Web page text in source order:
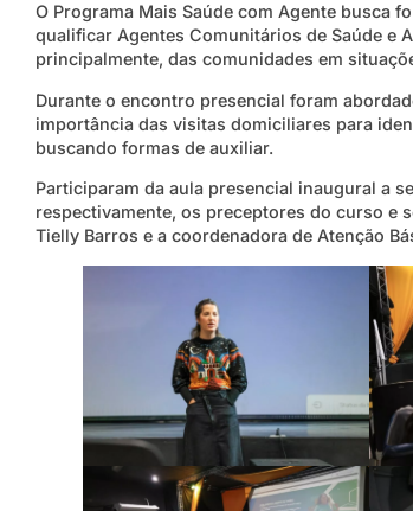
O Programa Mais Saúde com Agente busca
qualificar Agentes Comunitários de Saúde e
principalmente, das comunidades em
Durante o encontro presencial foram
importância das visitas domiciliares para
buscando formas de auxiliar.
Participaram da aula presencial inaugural a
respectivamente, os preceptores do curso e
Tielly Barros e a coordenadora de Atenção